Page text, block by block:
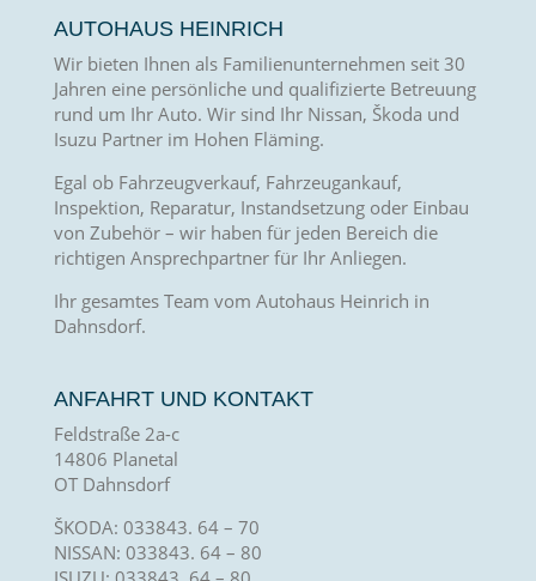
AUTOHAUS HEINRICH
Wir bieten Ihnen als Familienunternehmen seit 30
Jahren eine persönliche und qualifizierte Betreuung
rund um Ihr Auto. Wir sind Ihr Nissan, Škoda und
Isuzu Partner im Hohen Fläming.
Egal ob Fahrzeugverkauf, Fahrzeugankauf,
Inspektion, Reparatur, Instandsetzung oder Einbau
von Zubehör – wir haben für jeden Bereich die
richtigen Ansprechpartner für Ihr Anliegen.
Ihr gesamtes Team vom Autohaus Heinrich in
Dahnsdorf.
ANFAHRT UND KONTAKT
Feldstraße 2a-c
14806 Planetal
OT Dahnsdorf
ŠKODA: 033843. 64 – 70
NISSAN: 033843. 64 – 80